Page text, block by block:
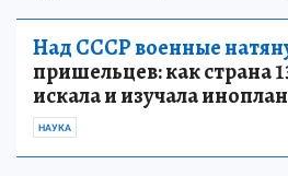
Над СССР военные
пришельцев: как страна
искала и изучала
НАУКА